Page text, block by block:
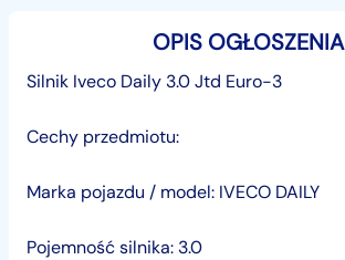
OPIS OGŁOSZENIA
Silnik Iveco Daily 3.0 Jtd Euro-3
Cechy przedmiotu:
Marka pojazdu / model: IVECO DAILY
Pojemność silnika: 3.0